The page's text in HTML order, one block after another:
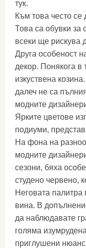
тук.
Към това често се
Това са обувки за
всеки ще рискува
Друга особеност
декор. Понякога в
изкуствена
далеч не са
модните
Ярките цветове
подиуми,
На фона на
модните
сезони, бяха
студено червено,
Неговата
вина. В
да наблюдавате
голяма
приглушени